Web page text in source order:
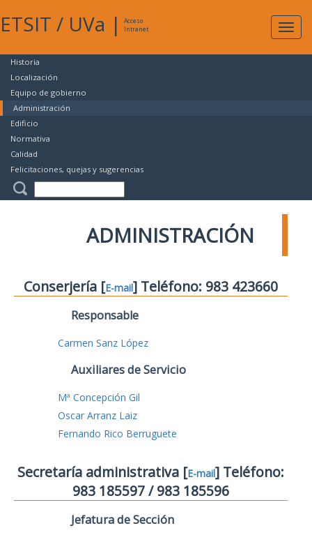
ETSIT / UVa |
Acceso
Intranet
Historia
Localización
Equipo de gobierno
Administración
Edificio
Normativa
Calidad
Felicitaciones, quejas y sugerencias
ADMINISTRACIÓN
Conserjería [E-mail] Teléfono: 983 423660
Responsable
Carmen Sanz López
Auxiliares de Servicio
Mª Concepción Gil
Oscar Arranz Laiz
Fernando Rico Berruguete
Secretaría administrativa [E-mail] Teléfono:
983 185597 / 983 185596
Jefatura de Sección